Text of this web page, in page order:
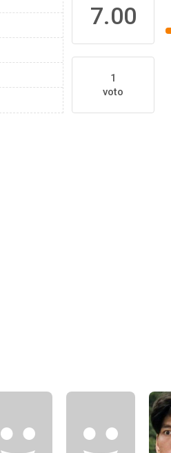
7.00
1
voto